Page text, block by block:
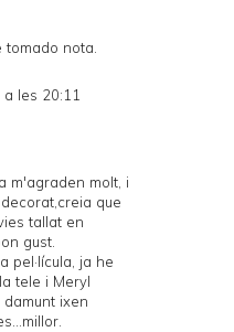
tomado nota.
a les 20:11
m'agraden molt, i
que
tallat en
gust.
pel·lícula, ja he
tele i Meryl
ixen